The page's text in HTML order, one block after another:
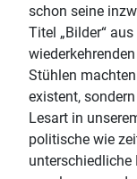
schon seine
Titel „Bilder“
Stühlen
existent,
Lesart in
politische wie
unterschiedliche